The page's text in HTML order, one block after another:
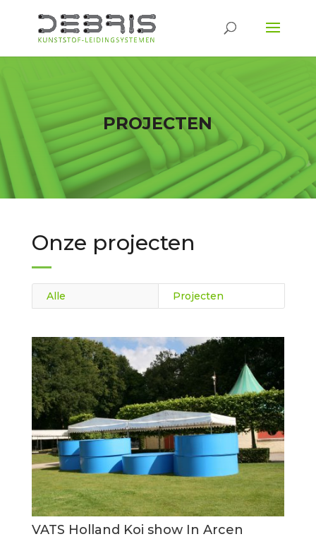
PROJECTEN
Onze projecten
Alle Projecten
VATS Holland Koi show In Arcen